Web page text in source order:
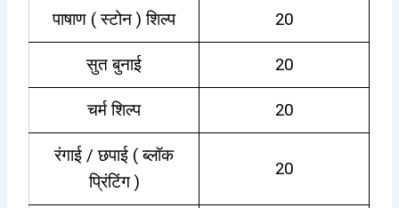
पाषाण ( स्टोन ) शिल्प 20
सुत बुनाई 20
चर्म शिल्प 20
रंगाई / छपाई ( ब्लॉक
प्रिंटिंग )
20